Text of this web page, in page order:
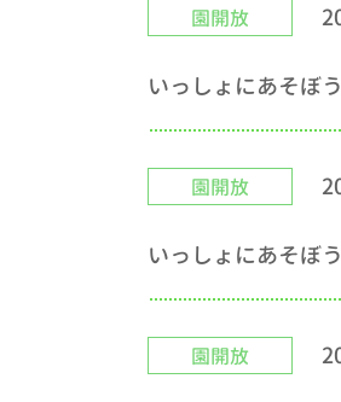
園開放
いっしょにあそぼ
園開放
いっしょにあそぼ
園開放